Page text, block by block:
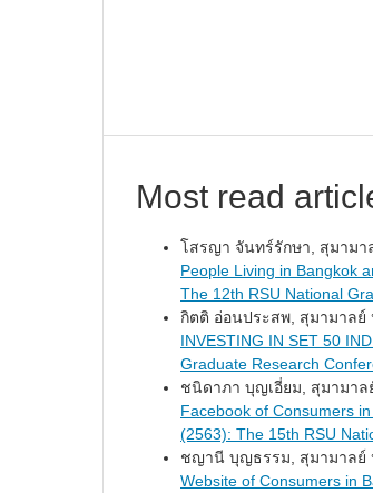
Most read
โสรญา จันทร์รักษา, สุมามา
People Living in Bangkok
The 12th RSU National
กิตติ อ่อนประสพ, สุมามาลย์
INVESTING IN SET 50
Graduate Research
ชนิดาภา บุญเอี่ยม, สุมามาล
Facebook of Consumers
(2563): The 15th RSU
ชญานี บุญธรรม, สุมามาลย์
Website of Consumers in